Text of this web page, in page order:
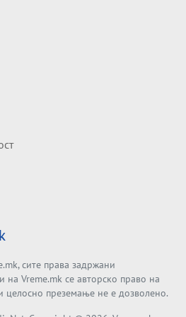
ЕДНАШ ЕДЕН СДСМ... А што остана
најмногу знае Обвинителството
сите права задржани
на Vreme.mk се авторско право на
целосно преземање не е дозволено.